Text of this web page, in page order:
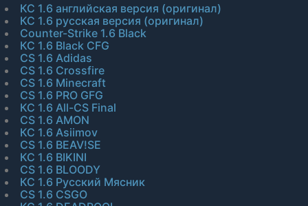
КС 1.6 английская версия (оригинал)
КС 1.6 русская версия (оригинал)
Counter-Strike 1.6 Black
КС 1.6 Black CFG
CS 1.6 Adidas
CS 1.6 Crossfire
CS 1.6 Minecraft
CS 1.6 PRO GFG
КС 1.6 All-CS Final
CS 1.6 AMON
КС 1.6 Asiimov
CS 1.6 BEAV!SE
КС 1.6 BIKINI
CS 1.6 BLOODY
КС 1.6 Русский Мясник
CS 1.6 CSGO